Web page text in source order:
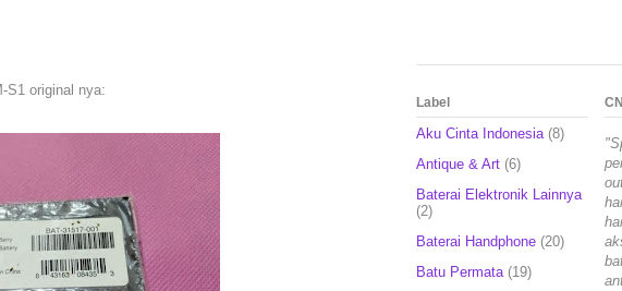
S1 original nya:
Label
Aku Cinta Indonesia (8)
Antique & Art (6)
Baterai Elektronik Lainnya
(2)
Baterai Handphone (20)
Batu Permata (19)